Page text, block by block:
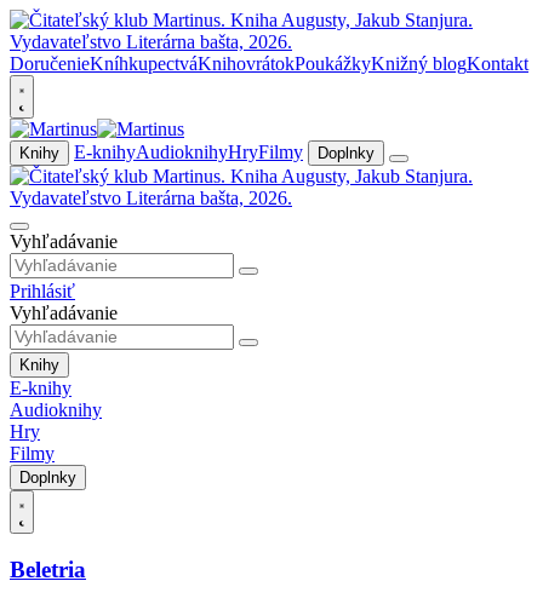
DoručenieKníhkupectváKnihovrátokPoukážkyKnižný blogKontakt
Knihy E-knihyAudioknihyHryFilmy Doplnky
Vyhľadávanie
Prihlásiť
Vyhľadávanie
Knihy
E-knihy
Audioknihy
Hry
Filmy
Doplnky
Beletria